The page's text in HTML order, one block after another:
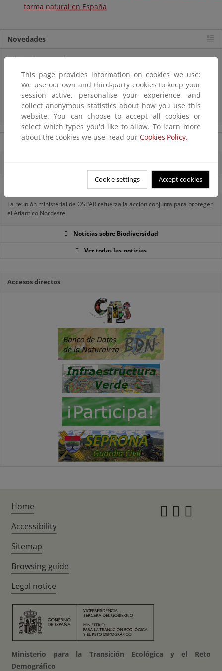
forma natural en España
Novedades
Listas patrón
El MITECO revisa y actualiza la Lista Patrón de las especies
silvestres presentes en España
Preguntas frecuentes...
Acceso a los recursos genéticos y reparto de beneficios
07/08/2025
La reunión ministerial de OSPAR refuerza la acción conjunta para proteger
el Atlántico Nordeste
Noticias sobre Biodiversidad
Ver todas las noticias
Accesos directos
This page provides information on cookies we use:
We use our own and third-party cookies to keep your
session active, personalise your experience, and
collect anonymous statistics about how you use this
website. You can choose to accept all cookies or
select which types you'd like to allow. To learn more
about the cookies we use, read our Cookies Policy.
Cookie settings Accept cookies
Home
Accessibility
Sitemap
Browsing guide
Legal notice
Ministerio para la Transición Ecológica y el Reto
Demográfico